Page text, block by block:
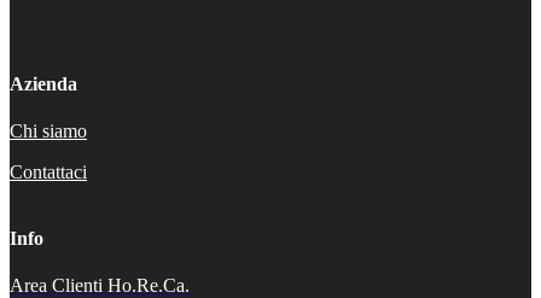
Azienda
Chi siamo
Contattaci
Info
Area Clienti Ho.Re.Ca.